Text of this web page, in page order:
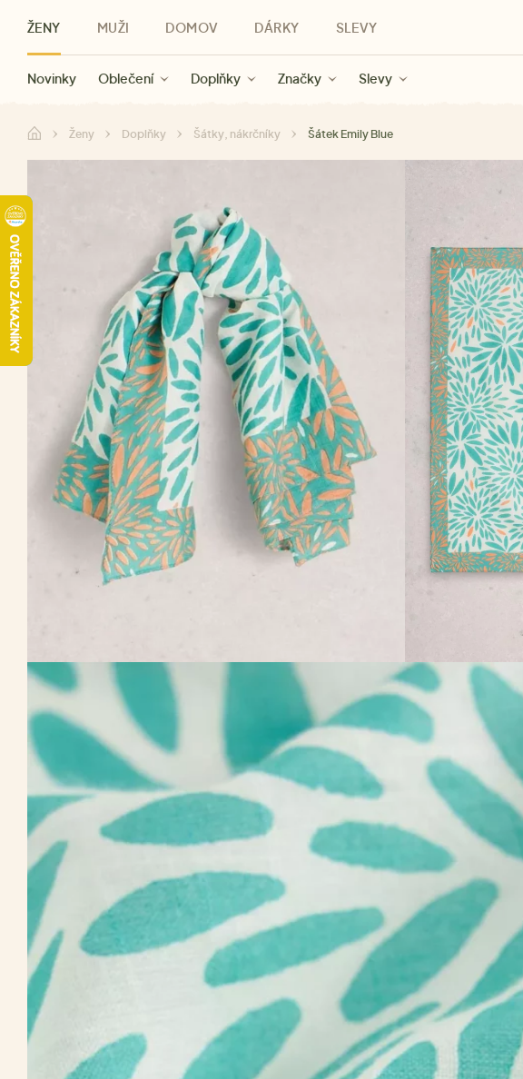
ŽENY
Novinky Oblečení Doplňky Značky Slevy
MUŽI
Novinky Oblečení Značky Slevy
DOMOV
Kategorie Značky Slevy
DÁRKY
Pro ženy Pro muže Pro děti Pro všechny Dárkové poukazy
SLEVY
Slevy ženy Slevy muži
Ženy Doplňky Šátky, nákrčníky Šátek Emily Blue